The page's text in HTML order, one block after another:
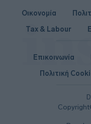
Οικονομία
Tax & Labour
Επικοινωνία
Πολιτική